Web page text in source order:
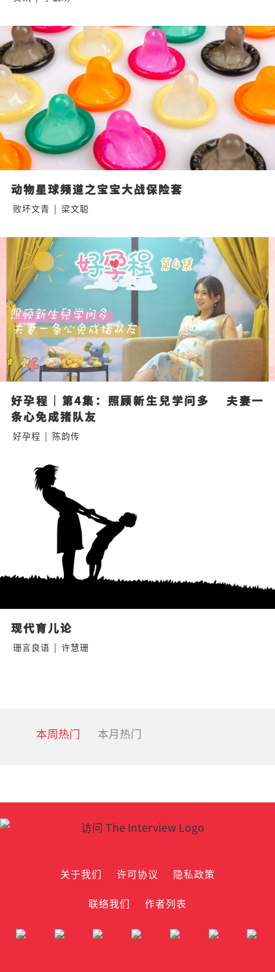
动物星球频道之宝宝大战保险套
败坏文青 | 梁文聪
好孕程｜第4集：照顾新生兒学问多    夫妻一
条心免成猪队友
好孕程 | 陈韵传
现代育儿论
珊言良语 | 许慧珊
本周热门 本月热门
关于我们 许可协议
隐私政策
联络我们
作者列表